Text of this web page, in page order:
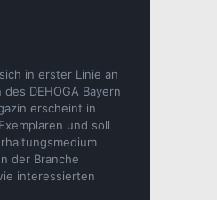
in erster Linie an
DEHOGA Bayern
erscheint in
und soll
der Branche
interessierten